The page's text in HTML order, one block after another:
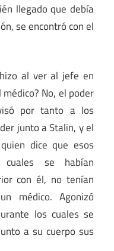
llegado que debía
se encontró con el
al ver al jefe en
No, el poder
por tanto a los
junto a Stalin, y el
dice que esos
se habían
con él, no tenían
médico. Agonizó
los cuales se
a su cuerpo sus